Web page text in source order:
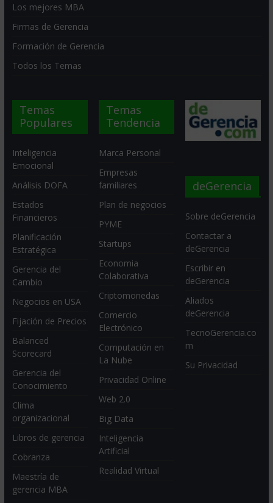
Los mejores MBA
Firmas de Gerencia
Formación de Gerencia
Todos los Temas
Temas
Populares
Inteligencia
Emocional
Análisis DOFA
Estados
Financieros
Planificación
Estratégica
Gerencia del
Cambio
Negocios en USA
Fijación de Precios
Balanced
Scorecard
Gerencia del
Conocimiento
Clima
organizacional
Libros de gerencia
Cobranza
Maestría de
gerencia MBA
Temas
Tendencia
Marca Personal
Empresas
familiares
Plan de negocios
PYME
Startups
Economia
Colaborativa
Criptomonedas
Comercio
Electrónico
Computación en
La Nube
Privacidad Online
Web 2.0
Big Data
Inteligencia
Artificial
Realidad Virtual
deGerencia
Sobre deGerencia
Contactar a
deGerencia
Escribir en
deGerencia
Aliados
deGerencia
TecnoGerencia.co
m
Su Privacidad